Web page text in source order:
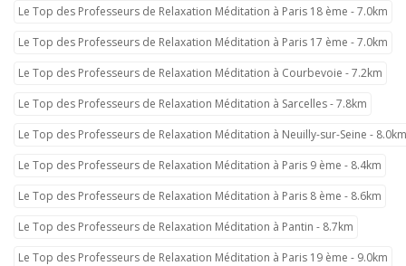
Le Top des Professeurs de Relaxation Méditation à Paris 18 ème - 7.0km
Le Top des Professeurs de Relaxation Méditation à Paris 17 ème - 7.0km
Le Top des Professeurs de Relaxation Méditation à Courbevoie - 7.2km
Le Top des Professeurs de Relaxation Méditation à Sarcelles - 7.8km
Le Top des Professeurs de Relaxation Méditation à Neuilly-sur-Seine - 8.0km
Le Top des Professeurs de Relaxation Méditation à Paris 9 ème - 8.4km
Le Top des Professeurs de Relaxation Méditation à Paris 8 ème - 8.6km
Le Top des Professeurs de Relaxation Méditation à Pantin - 8.7km
Le Top des Professeurs de Relaxation Méditation à Paris 19 ème - 9.0km